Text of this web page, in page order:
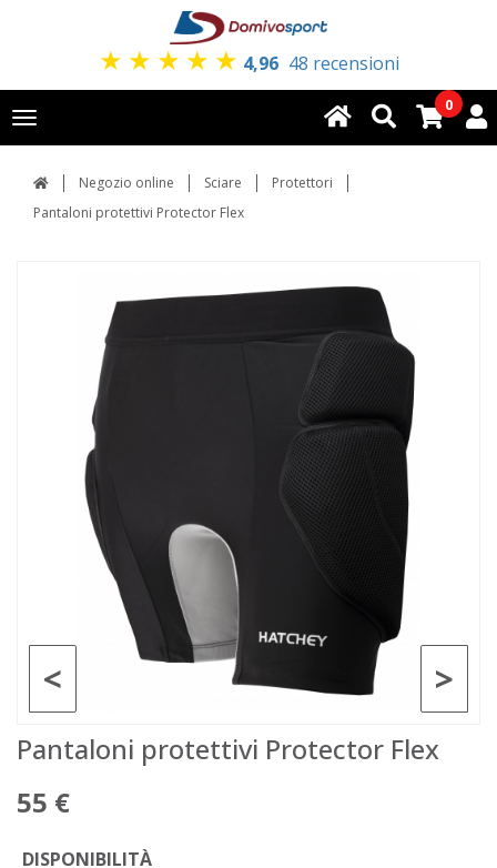
★ ★ ★ ★ ★ 4,96 48 recensioni
Toggle
navigation
0
Negozio online Sciare
Protettori
Pantaloni protettivi Protector Flex
>
<
Pantaloni protettivi Protector Flex
55 €
DISPONIBILITÀ